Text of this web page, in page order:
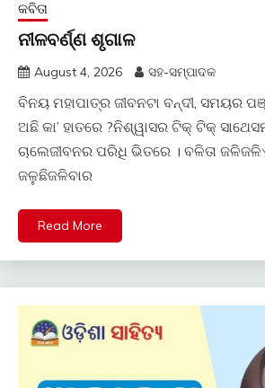
କବିତା
ନୀଳବର୍ଣ୍ଣ ଶୃଗାଳ
August 4, 2026 ସହ-ସମ୍ପାଦକ
ବିନୟ ମହାପାତ୍ର ଜୀବନଟା ବନ୍ଦୀ, ସମୟର
ଅଛି କା’ ହାତରେ ?ନିଶ୍ୱାସର ଟିକ୍ ଟିକ୍
ଚାଲେଜୀବନର ପରିଧି ଭିତରେ । ବଳିତା
ଜଳୁଛିଜଳିବାର
Read More